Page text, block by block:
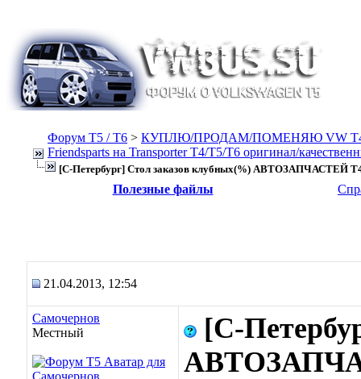
Форум Т5 / T6 > КУПЛЮ/ПРОДАМ/ПОМЕНЯЮ VW T4,
Friendsparts на Transporter T4/T5/T6 оригинал/
[С-Петербург] Стол заказов клубных(%) АВТОЗАПЧАСТЕЙ
Полезные файлы
21.04.2013, 12:54
Самочернов
Местный
[С-